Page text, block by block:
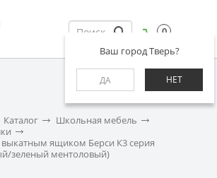
Ваш город Тверь?
ДА НЕТ
0
Каталог
Школьная мебель
ящиком Берси К3 серия
зеленый ментоловый)